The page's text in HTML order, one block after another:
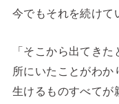
今でもそれを続けて
「そこから出てき
所にいたことがわ
生けるものすべてが